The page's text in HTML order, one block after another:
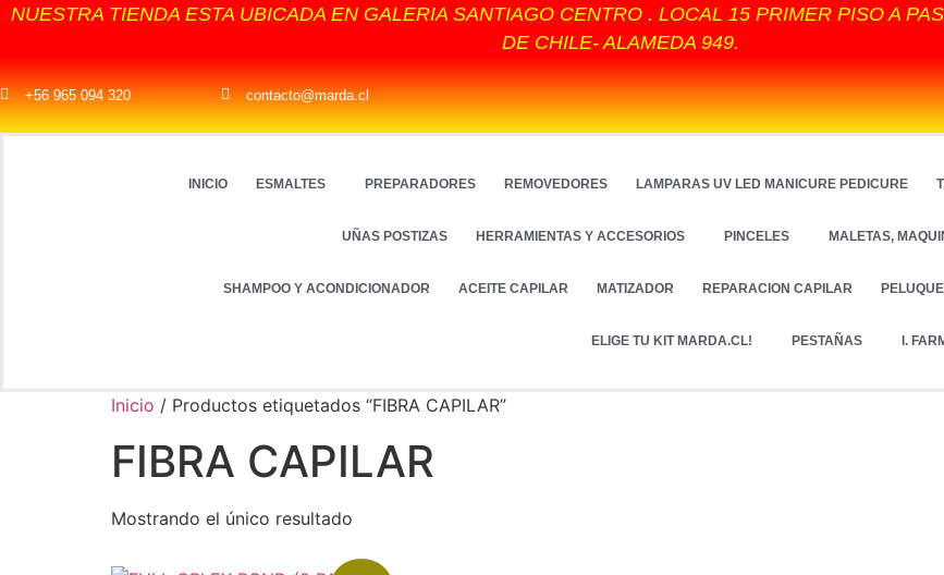
NUESTRA TIENDA ESTA UBICADA EN GALERIA SANTIAGO CENTRO . LOCAL 15 PRIMER PISO A
DE CHILE- ALAMEDA 949.
+56 965 094 320 contacto@marda.cl
INICIO ESMALTES PREPARADORES REMOVEDORES LAMPARAS UV LED MANICURE PEDICURE
UÑAS POSTIZAS HERRAMIENTAS Y ACCESORIOS PINCELES MALETAS,
SHAMPOO Y ACONDICIONADOR ACEITE CAPILAR MATIZADOR REPARACION CAPILAR
ELIGE TU KIT MARDA.CL! PESTAÑAS I.
Inicio / Productos etiquetados “FIBRA CAPILAR”
FIBRA CAPILAR
Mostrando el único resultado